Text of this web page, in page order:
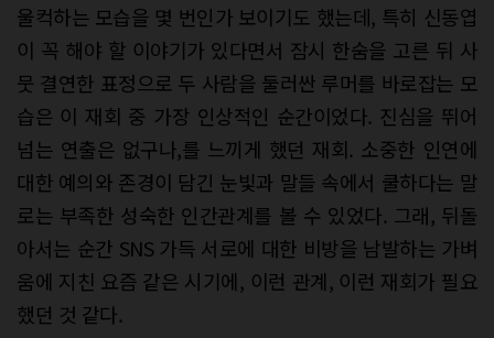
울컥하는 모습을 몇 번인가 보이기도 했는데, 특히 신동엽
이 꼭 해야 할 이야기가 있다면서 잠시 한숨을 고른 뒤 사
뭇 결연한 표정으로 두 사람을 둘러싼 루머를 바로잡는 모
습은 이 재회 중 가장 인상적인 순간이었다. 진심을 뛰어
넘는 연출은 없구나,를 느끼게 했던 재회. 소중한 인연에
대한 예의와 존경이 담긴 눈빛과 말들 속에서 쿨하다는 말
로는 부족한 성숙한 인간관계를 볼 수 있었다. 그래, 뒤돌
아서는 순간 SNS 가득 서로에 대한 비방을 남발하는 가벼
움에 지친 요즘 같은 시기에, 이런 관계, 이런 재회가 필요
했던 것 같다.